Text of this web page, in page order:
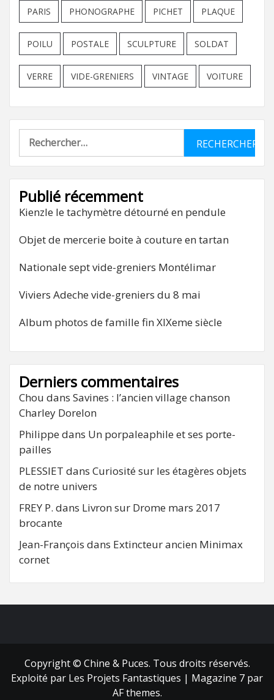
PARIS PHONOGRAPHE PICHET PLAQUE
POILU POSTALE SCULPTURE SOLDAT
VERRE VIDE-GRENIERS VINTAGE VOITURE
Rechercher :
Publié récemment
Kienzle le tachymètre détourné en pendule
Objet de mercerie boite à couture en tartan
Nationale sept vide-greniers Montélimar
Viviers Adeche vide-greniers du 8 mai
Album photos de famille fin XIXeme siècle
Derniers commentaires
Chou dans Savines : l’ancien village chanson
Charley Dorelon
Philippe dans Un porpaleaphile et ses porte-
pailles
PLESSIET dans Curiosité sur les étagères objets
de notre univers
FREY P. dans Livron sur Drome mars 2017
brocante
Jean-François dans Extincteur ancien Minimax
cornet
Copyright © Chine & Puces. Tous droits réservés.
Exploité par Les Projets Fantastiques | Magazine 7 par
AF themes.